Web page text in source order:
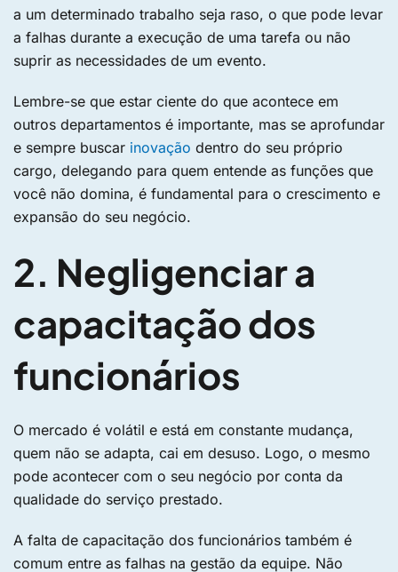
a um determinado trabalho seja raso, o que pode levar
a falhas durante a execução de uma tarefa ou não
suprir as necessidades de um evento.
Lembre-se que estar ciente do que acontece em
outros departamentos é importante, mas se aprofundar
e sempre buscar inovação dentro do seu próprio
cargo, delegando para quem entende as funções que
você não domina, é fundamental para o crescimento e
expansão do seu negócio.
2. Negligenciar a
capacitação dos
funcionários
O mercado é volátil e está em constante mudança,
quem não se adapta, cai em desuso. Logo, o mesmo
pode acontecer com o seu negócio por conta da
qualidade do serviço prestado.
A falta de capacitação dos funcionários também é
comum entre as falhas na gestão da equipe. Não